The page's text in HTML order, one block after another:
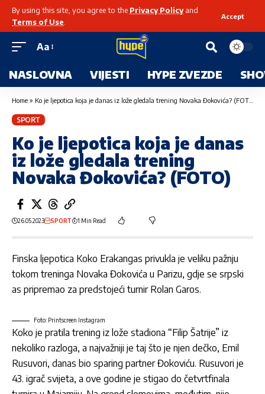
By using this site, you agree to the Privacy Policyand
Terms of Use
Accept
Aa
NASLOVNA VIJESTI HYPE ZVEZDE
Home » Ko je ljepotica koja je danas iz lože gledala trening Novaka Đokovića? (FOTO)
SPORT
Ko je ljepotica koja je danas
iz lože gledala trening
Novaka Đokovića? (FOTO)
26.05.2023 SPORT 1 Min Read
Finska ljepotica Koko Erakangas privukla je veliku pažnju
tokom treninga Novaka Đokovića u Parizu, gdje se srpski
as pripremao za predstojeći turnir Rolan Garos.
Foto: Printscreen Instagram
Koko je pratila trening iz lože stadiona “Filip Šatrije” iz
nekoliko razloga, a najvažniji je taj što je njen dečko, Emil
Rusuvori, danas bio sparing partner Đokoviću. Rusuvori je
43. igrač svijeta, a ove godine je stigao do četvrtfinala